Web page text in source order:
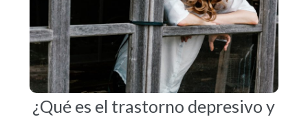
¿Qué es el trastorno depresivo y